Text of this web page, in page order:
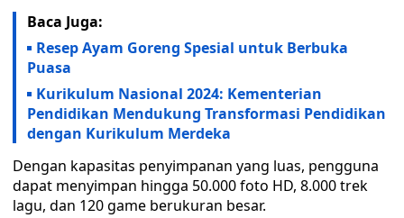
Baca Juga:
Resep Ayam Goreng Spesial untuk Berbuka
Puasa
Kurikulum Nasional 2024: Kementerian
Pendidikan Mendukung Transformasi Pendidikan
dengan Kurikulum Merdeka
Dengan kapasitas penyimpanan yang luas, pengguna
dapat menyimpan hingga 50.000 foto HD, 8.000 trek
lagu, dan 120 game berukuran besar.